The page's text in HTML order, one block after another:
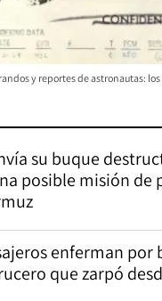
y reportes de astronautas:
su buque
posible misión de
enferman por
que zarpó